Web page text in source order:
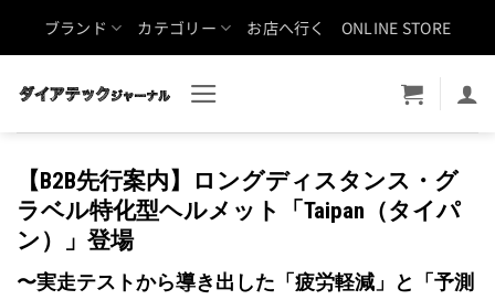
ブランド カテゴリー お店へ行く ONLINE STORE
【B2B先行案内】ロングディスタンス・グ
ラベル特化型ヘルメット「Taipan（タイパ
ン）」登場
〜実走テストから導き出した「疲労軽減」と「予測